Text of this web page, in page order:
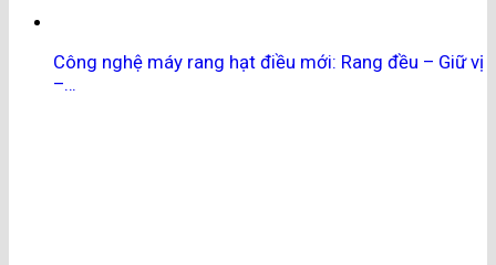
Công nghệ máy rang hạt điều mới: Rang đều – Giữ vị
–…